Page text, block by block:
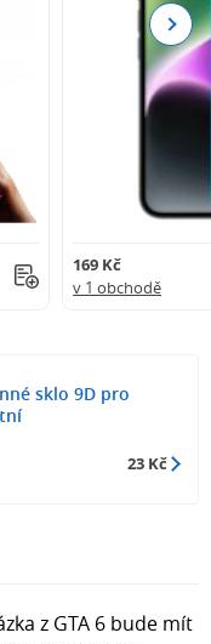
169 Kč
v 1 obchodě
Next
sklo 9D pro
23 Kč